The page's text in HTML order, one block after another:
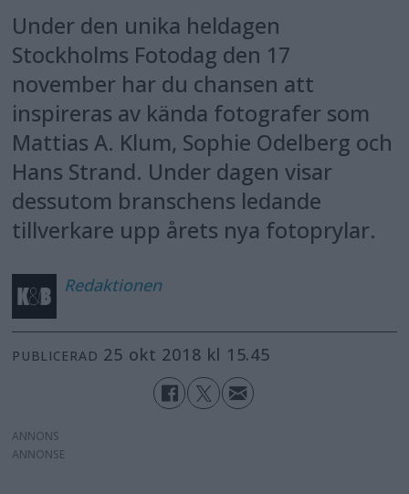
Under den unika heldagen
Stockholms Fotodag den 17
november har du chansen att
inspireras av kända fotografer som
Mattias A. Klum, Sophie Odelberg och
Hans Strand. Under dagen visar
dessutom branschens ledande
tillverkare upp årets nya fotoprylar.
Redaktionen
PUBLICERAD 25 okt 2018 kl 15.45
ANNONS